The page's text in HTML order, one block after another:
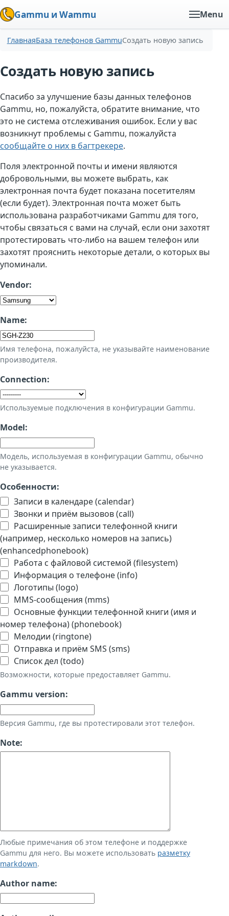
Gammu и Wammu Menu
ГлавнаяБаза телефонов GammuСоздать новую запись
Создать новую запись
Спасибо за улучшение базы данных телефонов
Gammu, но, пожалуйста, обратите внимание, что
это не система отслеживания ошибок. Если у вас
возникнут проблемы с Gammu, пожалуйста
сообщайте о них в багтрекере.
Поля электронной почты и имени являются
добровольными, вы можете выбрать, как
электронная почта будет показана посетителям
(если будет). Электронная почта может быть
использована разработчиками Gammu для того,
чтобы связаться с вами на случай, если они захотят
протестировать что-либо на вашем телефон или
захотят прояснить некоторые детали, о которых вы
упоминали.
Vendor:
Name:
Имя телефона, пожалуйста, не указывайте наименование
производителя.
Connection:
Используемые подключения в конфигурации Gammu.
Model:
Модель, используемая в конфигурации Gammu, обычно
не указывается.
Особенности:
Записи в календаре (calendar)
Звонки и приём вызовов (call)
Расширенные записи телефонной книги
(например, несколько номеров на запись)
(enhancedphonebook)
Работа с файловой системой (filesystem)
Информация о телефоне (info)
Логотипы (logo)
MMS-сообщения (mms)
Основные функции телефонной книги (имя и
номер телефона) (phonebook)
Мелодии (ringtone)
Отправка и приём SMS (sms)
Список дел (todo)
Возможности, которые предоставляет Gammu.
Gammu version:
Версия Gammu, где вы протестировали этот телефон.
Note:
Любые примечания об этом телефоне и поддержке
Gammu для него. Вы можете использовать разметку
markdown.
Author name: